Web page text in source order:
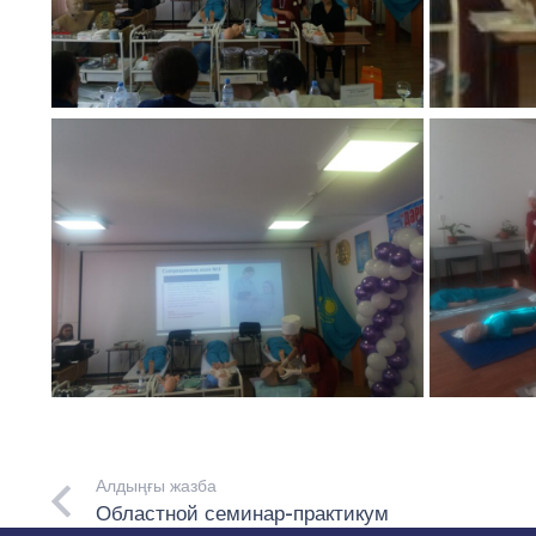
Алдыңғы жазба
Областной семинар-практикум